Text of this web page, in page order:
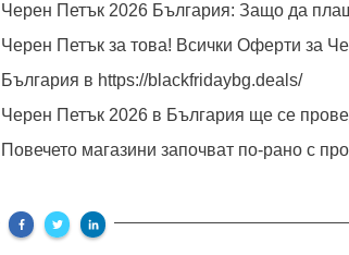
Черен Петък 2026 България: Защо да
Черен Петък за това! Всички Оферти за
България в https://blackfridaybg.deals/
Черен Петък 2026 в България ще се
Повечето магазини започват по-рано с